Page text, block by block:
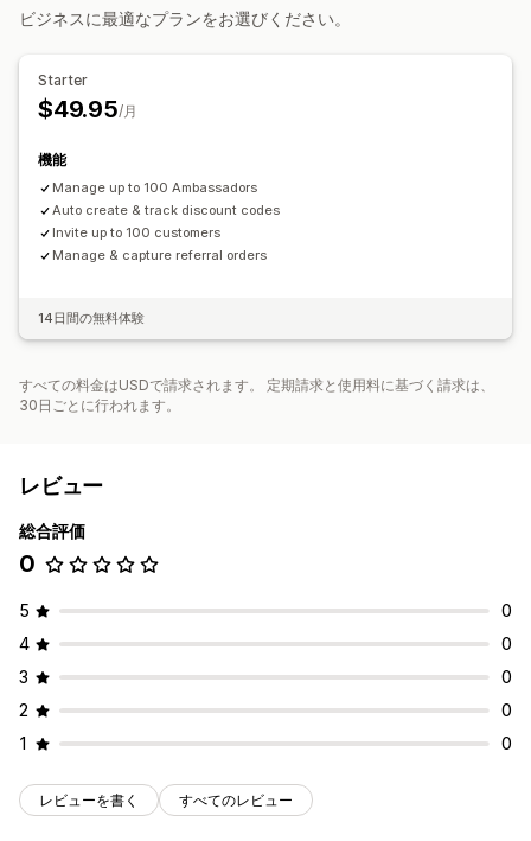
アフィリエイト機能
決済
ビジネスに最適なプランをお選びください。
Starter
$49.95/月
機能
Manage up to 100 Ambassadors
Auto create & track discount codes
Invite up to 100 customers
Manage & capture referral orders
14日間の無料体験
すべての料金はUSDで請求されます。 定期請求と使用料に基づく請求は、
30日ごとに行われます。
レビュー
総合評価
0
5
0
4
0
3
0
2
0
1
0
レビューを書く すべてのレビュー